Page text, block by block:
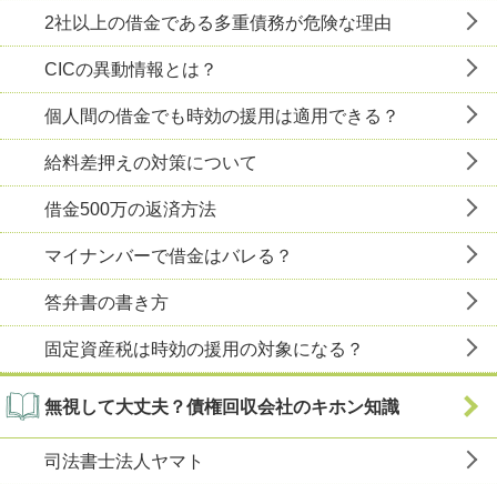
2社以上の借金である多重債務が危険な理由
CICの異動情報とは？
個人間の借金でも時効の援用は適用できる？
給料差押えの対策について
借金500万の返済方法
マイナンバーで借金はバレる？
答弁書の書き方
固定資産税は時効の援用の対象になる？
無視して大丈夫？債権回収会社のキホン知識
司法書士法人ヤマト